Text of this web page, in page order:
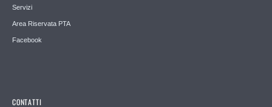
Servizi
Area Riservata PTA
Facebook
CONTATTI